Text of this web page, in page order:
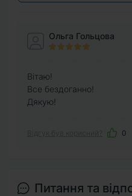
Ольга Гольцова
Вітаю!
Все бездоганно!
Дякую!
0
Питання та